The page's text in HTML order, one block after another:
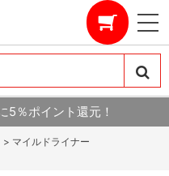
5％ポイント還元！
> マイルドライナー